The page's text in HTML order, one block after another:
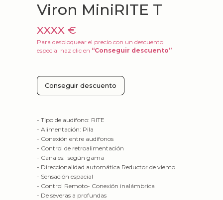
Viron MiniRITE T
XXXX €
Para desbloquear el precio con un descuento
especial haz clic en “Conseguir descuento”
Conseguir descuento
- Tipo de audífono: RITE
- Alimentación: Pila
- Conexión entre audífonos
- Control de retroalimentación
- Canales: según gama
- Direccionalidad automática Reductor de viento
- Sensación espacial
- Control Remoto- Conexión inalámbrica
- De severas a profundas